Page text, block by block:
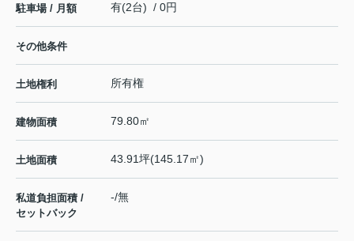
駐車場 / 月額 有(2台) / 0円
その他条件
土地権利 所有権
建物面積 79.80㎡
土地面積 43.91坪(145.17㎡)
私道負担面積 /
セットバック
-/無